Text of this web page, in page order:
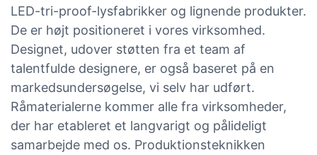
LED-tri-proof-lysfabrikker og lignende produkter.
De er højt positioneret i vores virksomhed.
Designet, udover støtten fra et team af
talentfulde designere, er også baseret på en
markedsundersøgelse, vi selv har udført.
Råmaterialerne kommer alle fra virksomheder,
der har etableret et langvarigt og pålideligt
samarbejde med os. Produktionsteknikken